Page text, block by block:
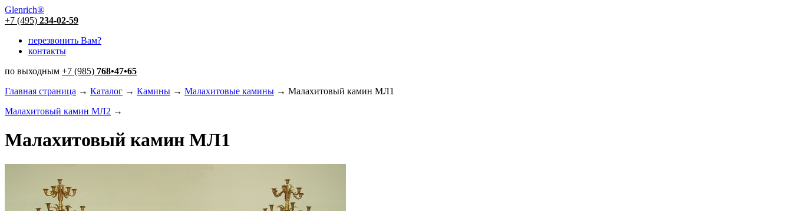
Glenrich®
+7 (495) 234-02-59
перезвонить Вам?
контакты
по выходным +7 (985) 768•47•65
Главная страница → Каталог → Камины → Малахитовые камины → Малахитовый камин МЛ1
Малахитовый камин МЛ2 →
Малахитовый камин МЛ1